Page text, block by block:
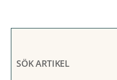
SÖK ARTIKEL